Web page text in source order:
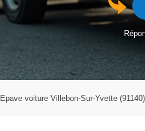
Epave voiture Villebon-Sur-Yvette (91140)